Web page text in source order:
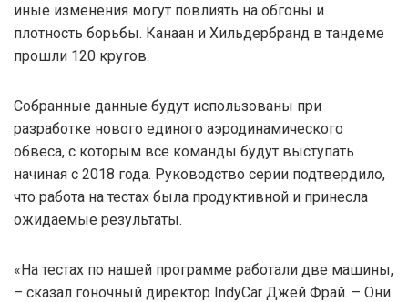
иные изменения могут повлиять на обгоны и
плотность борьбы. Канаан и Хильдербранд в тандеме
прошли 120 кругов.
Собранные данные будут использованы при
разработке нового единого аэродинамического
обвеса, с которым все команды будут выступать
начиная с 2018 года. Руководство серии подтвердило,
что работа на тестах была продуктивной и принесла
ожидаемые результаты.
«На тестах по нашей программе работали две машины,
– сказал гоночный директор IndyCar Джей Фрай. – Они